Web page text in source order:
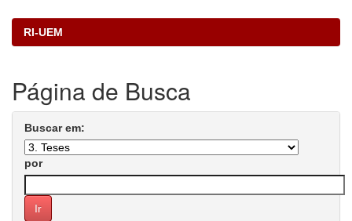
RI-UEM
Página de Busca
Buscar em:
por